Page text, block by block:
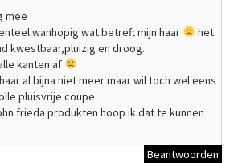
mee
wanhopig wat betreft mijn haar
het
kwestbaar,pluizig en droog.
kanten af
al bijna niet meer maar wil toch wel eens
pluisvrije coupe.
frieda produkten hoop ik dat te kunnen
Beantwoorden